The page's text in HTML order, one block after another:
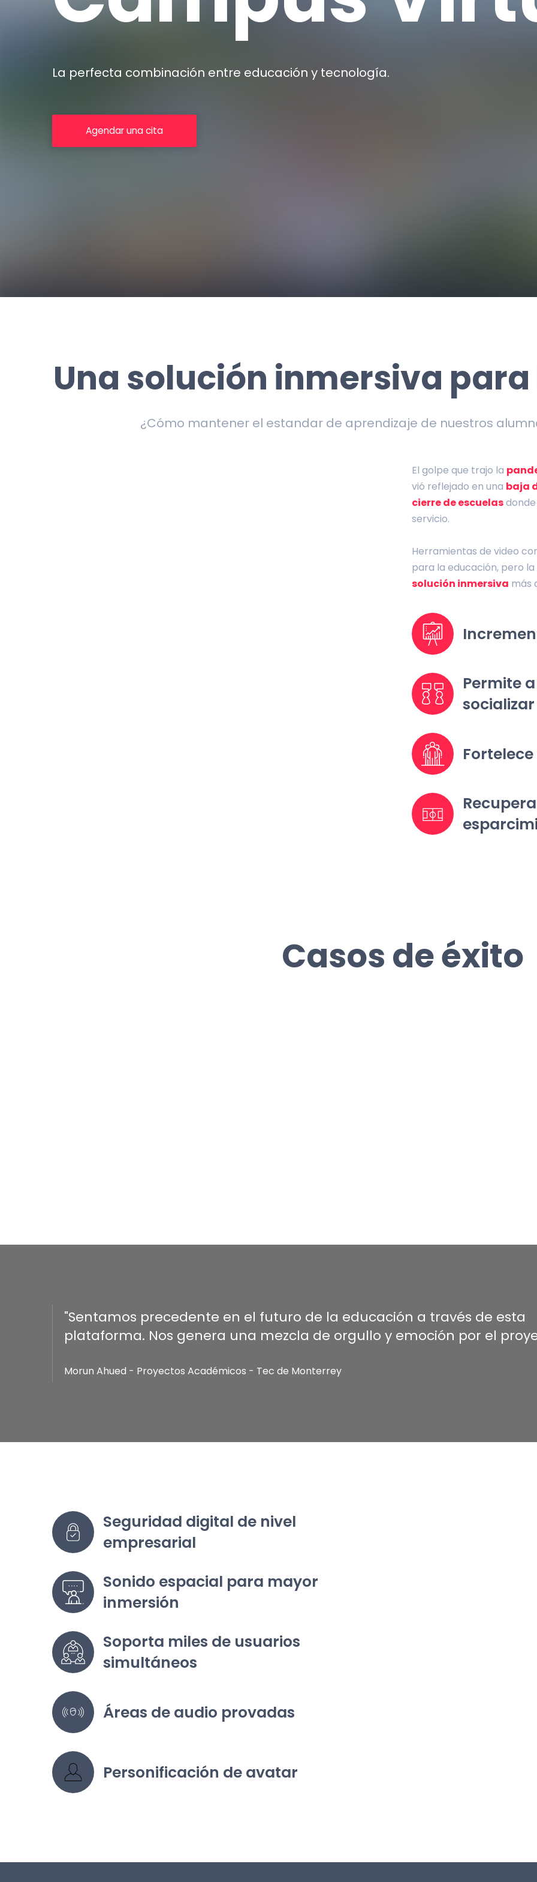
La perfecta combinación entre educación y tecnología.
Agendar una cita
Una solución inmersiva
¿Cómo mantener el estandar de aprendizaje de nuestros
El golpe que trajo la
vió reflejado en una baja
cierre de escuelas
servicio.
Herramientas de video
para la educación, pero
solución inmersiva más
Permite
socializar
Casos de éxito
"Sentamos precedente en el futuro de la educación a través de esta
plataforma. Nos genera una mezcla de orgullo y emoción por el
Morun Ahued - Proyectos Académicos - Tec de Monterrey
Seguridad digital de nivel
empresarial
Sonido espacial para mayor
inmersión
Soporta miles de usuarios
simultáneos
Áreas de audio provadas
Personificación de avatar